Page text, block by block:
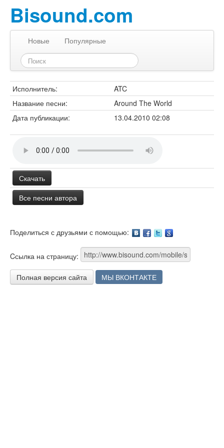
Bisound.com
Новые Популярные
Исполнитель:
ATC
Название песни:
Around The World
Дата публикации:
13.04.2010 02:08
Скачать
Все песни автора
Поделиться с друзьями с помощью:
Cсылка на страницу:
Полная версия сайта МЫ ВКОНТАКТЕ